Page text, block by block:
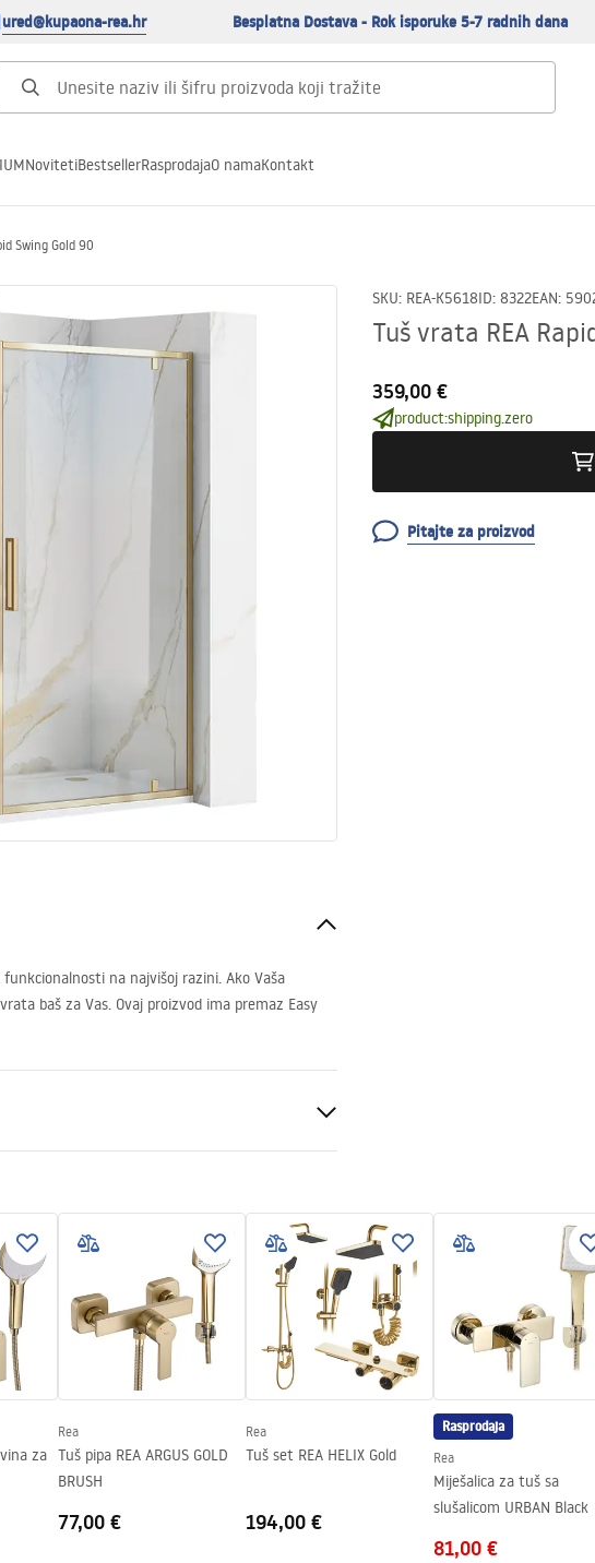
ured@kupaona-rea.hr Besplatna Dostava - Rok isporuke 5-7 radnih dana
NovitetiBestsellerRasprodajaO namaKontakt
Swing Gold 90
SKU: REA-K5618ID: 8322EAN:
Tuš vrata REA
359,00 €
product:shipping.zero
Pitajte za proizvod
na najvišoj razini. Ako Vaša
baš za Vas. Ovaj proizvod ima premaz Easy
Univerzalan
6 mm
cm
Da
Svijetlo zlato
za
Rea
Tuš pipa REA ARGUS GOLD
BRUSH
77,00 €
Rea
Tuš set REA HELIX Gold
194,00 €
Rasprodaja
Rea
Miješalica za tuš sa
slušalicom URBAN Black
81,00 €